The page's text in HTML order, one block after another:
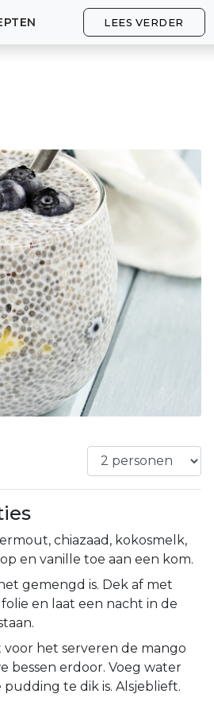
LEES VERDER
chiazaad, kokosmelk,
en vanille toe aan een kom.
gemengd is. Dek af met
en laat een nacht in de
voor het serveren de mango
bessen erdoor. Voeg water
pudding te dik is. Alsjeblieft.